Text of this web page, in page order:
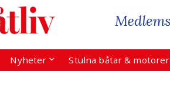
Nyheter Stulna båtar & motorer